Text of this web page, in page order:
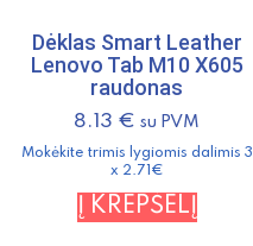
Dėklas Smart Leather
Lenovo Tab M10 X605
raudonas
8.13 € su PVM
Mokėkite trimis lygiomis dalimis 3
x 2.71€
Į KREPŠELĮ